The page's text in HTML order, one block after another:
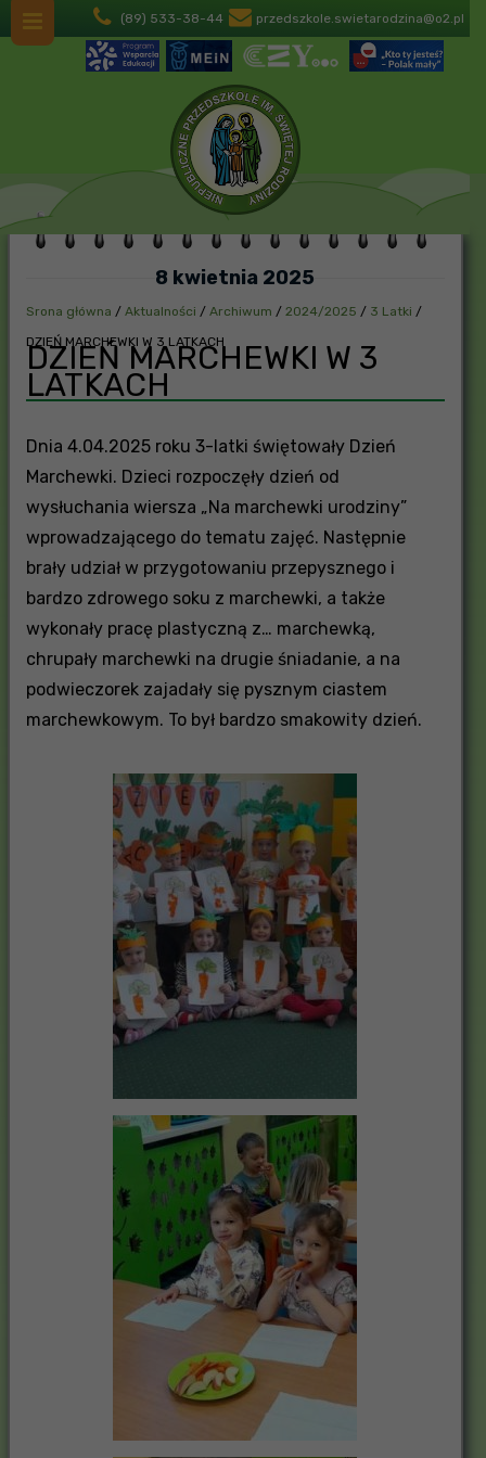
(89) 533-38-44 przedszkole.swietarodzina@o2.pl
8 kwietnia 2025
Srona główna / Aktualności / Archiwum / 2024/2025 / 3 Latki /
DZIEŃ MARCHEWKI W 3 LATKACH
DZIEŃ MARCHEWKI W 3
LATKACH
Dnia 4.04.2025 roku 3-latki świętowały Dzień
Marchewki. Dzieci rozpoczęły dzień od
wysłuchania wiersza „Na marchewki urodziny”
wprowadzającego do tematu zajęć. Następnie
brały udział w przygotowaniu przepysznego i
bardzo zdrowego soku z marchewki, a także
wykonały pracę plastyczną z… marchewką,
chrupały marchewki na drugie śniadanie, a na
podwieczorek zajadały się pysznym ciastem
marchewkowym. To był bardzo smakowity dzień.